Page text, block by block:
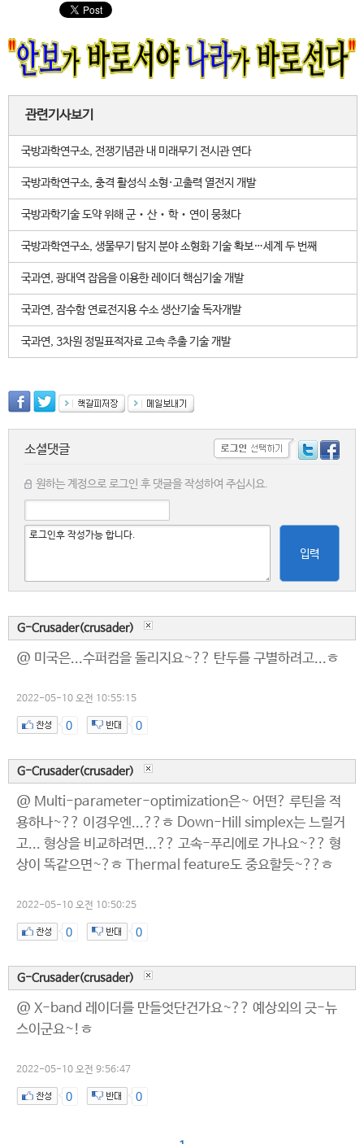
관련기사보기
국방과학연구소, 전쟁기념관 내 미래무기 전시관 연다
국방과학연구소, 충격 활성식 소형·고출력 열전지 개발
국방과학기술 도약 위해 군‧산‧학‧연이 뭉쳤다
국방과학연구소, 생물무기 탐지 분야 소형화 기술 확보…세계 두 번째
국과연, 광대역 잡음을 이용한 레이더 핵심기술 개발
국과연, 잠수함 연료전지용 수소 생산기술 독자개발
국과연, 3차원 정밀표적자료 고속 추출 기술 개발
소셜댓글
원하는 계정으로 로그인 후 댓글을 작성하여 주십시요.
입력
G-Crusader(crusader)
@ 미국은...수퍼컴을 돌리지요~?? 탄두를 구별하려고...ㅎ
2022-05-10 오전 10:55:15
0 0
G-Crusader(crusader)
@ Multi-parameter-optimization은~ 어떤? 루틴을 적
용하나~?? 이경우엔...??ㅎ Down-Hill simplex는 느릴거
고... 형상을 비교하려면...?? 고속-푸리에로 가나요~?? 형
상이 똑같으면~?ㅎ Thermal feature도 중요할듯~??ㅎ
2022-05-10 오전 10:50:25
0 0
G-Crusader(crusader)
@ X-band 레이더를 만들엇단건가요~?? 예상외의 긋-뉴
스이군요~!ㅎ
2022-05-10 오전 9:56:47
0 0